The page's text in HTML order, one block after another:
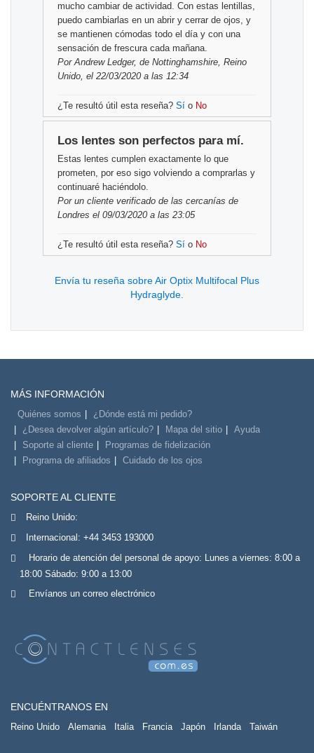
mucho cambiar de actividad. Con estas lentillas,
puedo cambiarlas en un abrir y cerrar de ojos, y
se mantienen cómodas todo el día y con una
sensación de frescura cada mañana.
PorAndrew Ledger, de Nottinghamshire, Reino
Unido, el 22/03/2020 a las 12:34
¿Te resultó útil esta reseña? Sí o No
Los lentes son perfectos para mí.
Estas lentes cumplen exactamente lo que
prometen, por eso sigo volviendo a comprarlas y
continuaré haciéndolo.
Por un cliente verificado de las cercanías de
Londres el 09/03/2020 a las 23:05
¿Te resultó útil esta reseña? Sí o No
Envía tu reseña sobre Air Optix Multifocal Plus
Hydraglyde.
MÁS INFORMACIÓN
Quiénes somos
¿Dónde está mi pedido?
¿Desea devolver algún artículo?
Mapa del sitio
Ayuda
Soporte al cliente
Programas de fidelización
Programa de afiliados
Cuidado de los ojos
SOPORTE AL CLIENTE
Reino Unido:
Internacional: +44 3453 193000
Horario de atención del personal de apoyo: Lunes a viernes: 8:00 a
18:00 Sábado: 9:00 a 13:00
Envíanos un correo electrónico
ENCUÉNTRANOS EN
Reino Unido Alemania Italia Francia Japón Irlanda Taiwán